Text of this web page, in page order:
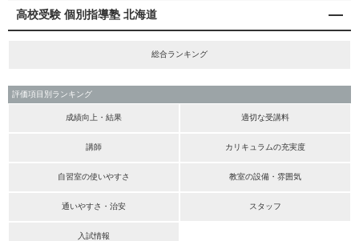
高校受験 個別指導塾 北海道
総合ランキング
評価項目別ランキング
成績向上・結果 適切な受講料
講師 カリキュラムの充実度
自習室の使いやすさ 教室の設備・雰囲気
通いやすさ・治安 スタッフ
入試情報